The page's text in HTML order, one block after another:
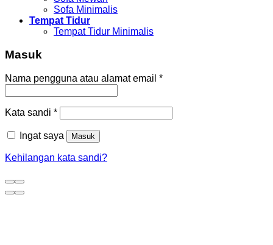
Sofa Minimalis
Tempat Tidur
Tempat Tidur Minimalis
Masuk
Nama pengguna atau alamat email *
Kata sandi *
Ingat saya Masuk
Kehilangan kata sandi?